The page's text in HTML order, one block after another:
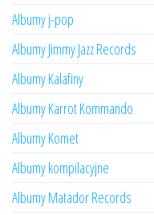
Albumy j-pop
Albumy Jimmy Jazz Records
Albumy Kalafiny
Albumy Karrot Kommando
Albumy Komet
Albumy kompilacyjne
Albumy Matador Records